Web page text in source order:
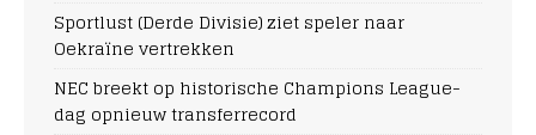
Sportlust (Derde Divisie) ziet speler naar
Oekraïne vertrekken
NEC breekt op historische Champions League-
dag opnieuw transferrecord